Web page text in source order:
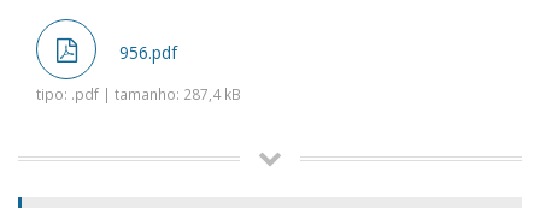
956.pdf
tipo: .pdf | tamanho: 287,4 kB